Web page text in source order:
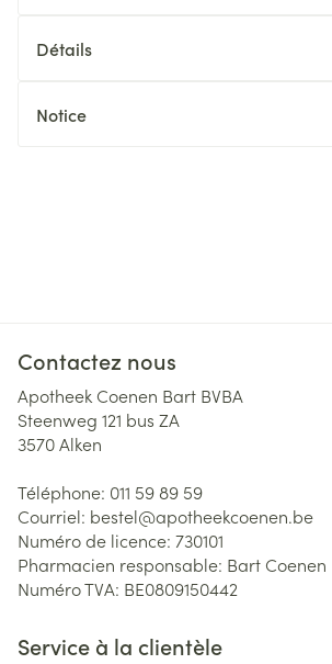
Détails
Notice
Contactez nous
Apotheek Coenen Bart BVBA
Steenweg 121 bus ZA
3570Alken
Téléphone: 011 59 89 59
Courriel: bestel@apotheekcoenen.be
Numéro de licence: 730101
Pharmacien responsable: Bart Coenen
Numéro TVA: BE0809150442
Service à la clientèle